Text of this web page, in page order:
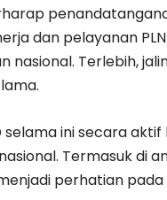
dan pelayanan
nasional. Terlebih,
selama ini secara
Termasuk di
perhatian pada